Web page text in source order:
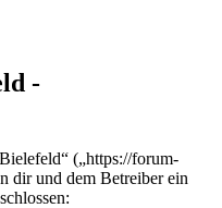
-
(„https://forum-
dir und dem Betreiber ein